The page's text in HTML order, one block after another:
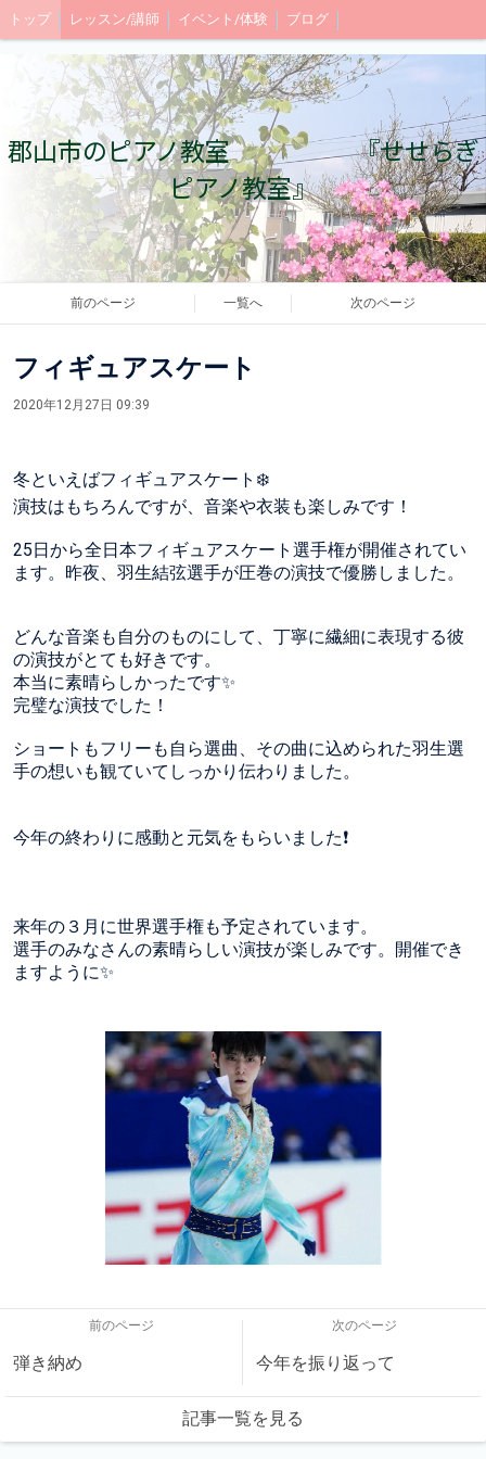
トップ レッスン/講師 イベント/体験 ブログ
郡山市のピアノ教室 『せせらぎ
ピアノ教室』
前のページ 一覧へ 次のページ
フィギュアスケート
2020年12月27日 09:39
冬といえばフィギュアスケート❄️
演技はもちろんですが、音楽や衣装も楽しみです！
25日から全日本フィギュアスケート選手権が開催されてい
ます。昨夜、羽生結弦選手が圧巻の演技で優勝しました。
どんな音楽も自分のものにして、丁寧に繊細に表現する彼
の演技がとても好きです。
本当に素晴らしかったです✨
完璧な演技でした！
ショートもフリーも自ら選曲、その曲に込められた羽生選
手の想いも観ていてしっかり伝わりました。
今年の終わりに感動と元気をもらいました❗️
来年の３月に世界選手権も予定されています。
選手のみなさんの素晴らしい演技が楽しみです。開催でき
ますように✨
前のページ
弾き納め
次のページ
今年を振り返って
記事一覧を見る